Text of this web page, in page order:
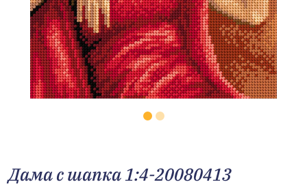
Дама с шапка 1:4-20080413